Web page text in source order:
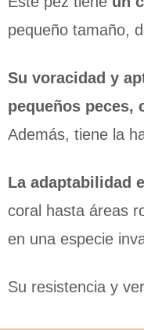
pequeño tamaño,
Su voracidad y
pequeños peces,
Además, tiene la
La adaptabilidad
coral hasta áreas
en una especie
Su resistencia y